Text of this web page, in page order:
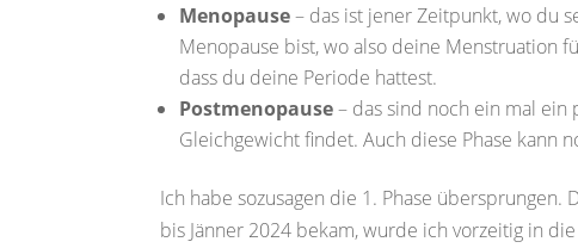
Menopause– das ist jener Zeitpunkt, wo du
Menopause bist, wo also deine Menstruation
dass du deine Periode hattest.
Postmenopause– das sind noch ein mal ein
Gleichgewicht findet. Auch diese Phase kann
Ich habe sozusagen die 1. Phase
bis Jänner 2024 bekam, wurde ich vorzeitig in